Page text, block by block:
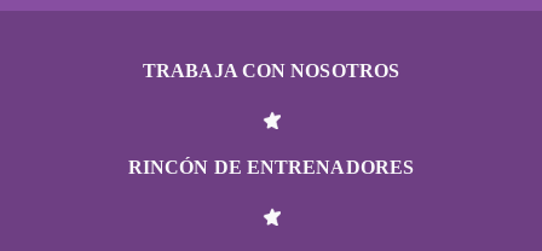
TRABAJA CON NOSOTROS
RINCÓN DE ENTRENADORES